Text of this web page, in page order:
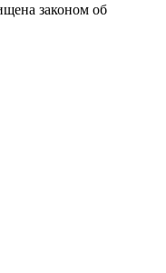
законом об